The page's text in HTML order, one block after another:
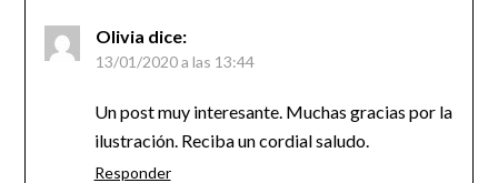
Olivia dice:
13/01/2020 a las 13:44
Un post muy interesante. Muchas gracias por la
ilustración. Reciba un cordial saludo.
Responder